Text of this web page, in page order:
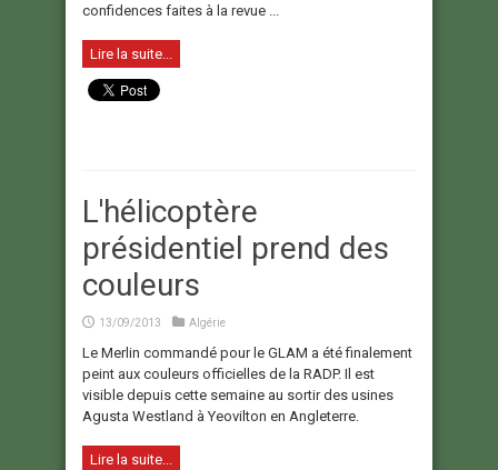
confidences faites à la revue ...
Lire la suite...
L'hélicoptère
présidentiel prend des
couleurs
13/09/2013 Algérie
Le Merlin commandé pour le GLAM a été finalement
peint aux couleurs officielles de la RADP. Il est
visible depuis cette semaine au sortir des usines
Agusta Westland à Yeovilton en Angleterre.
Lire la suite...